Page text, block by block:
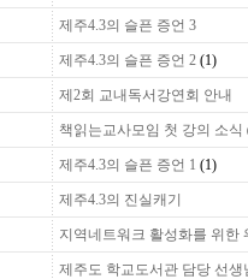
제주4.3의 슬픈 증언 3
제주4.3의 슬픈 증언 2(1)
제2회 교내독서강연회 안내
책읽는교사모임 첫 강의 소식
제주4.3의 슬픈 증언 1 (1)
제주4.3의 진실캐기
지역네트워크 활성화를 위한
제주도 학교도서관 담당 선생